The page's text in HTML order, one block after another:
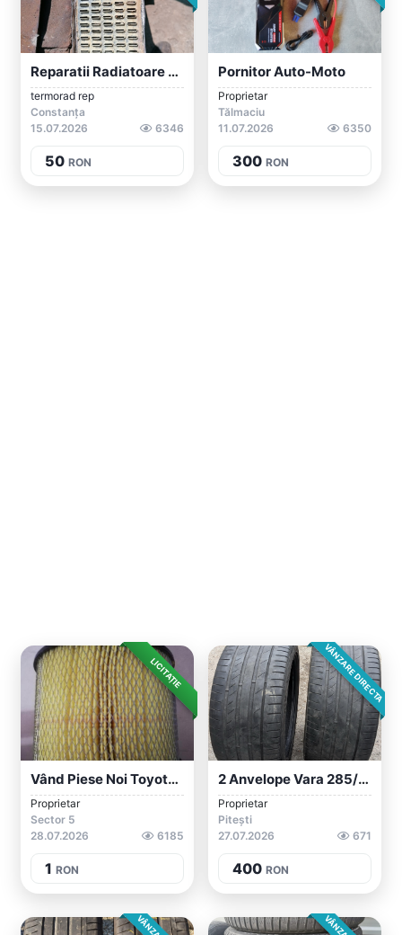
Reparatii Radiatoare Auto-Moto-Industria...
termorad rep
Constanța
15.07.2026
6346
50 RON
Pornitor Auto-Moto
Proprietar
Tălmaciu
11.07.2026
6350
300 RON
LICITAȚIE
Vând Piese Noi Toyota Land Cruyser L.C.8...
Proprietar
Sector 5
28.07.2026
6185
1 RON
VÂNZARE DIRECTA
2 Anvelope Vara 285/35/18 Kumho
Proprietar
Pitești
27.07.2026
671
400 RON